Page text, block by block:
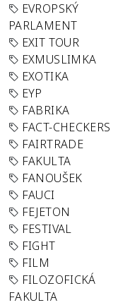
EVROPSKÝ
PARLAMENT
EXIT TOUR
EXMUSLIMKA
EXOTIKA
EYP
FABRIKA
FACT-CHECKERS
FAIRTRADE
FAKULTA
FANOUŠEK
FAUCI
FEJETON
FESTIVAL
FIGHT
FILM
FILOZOFICKÁ
FAKULTA